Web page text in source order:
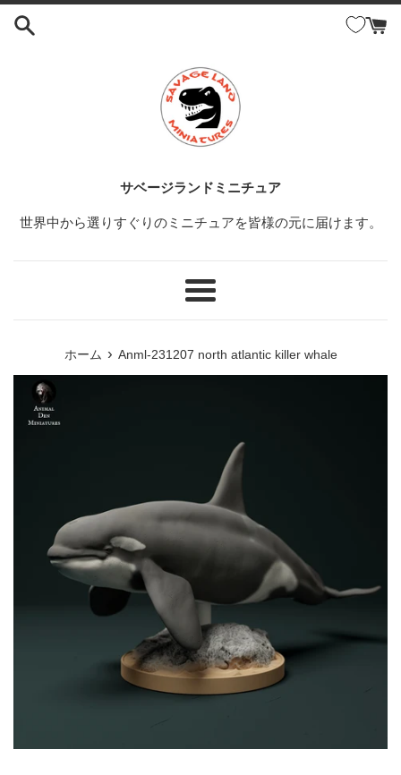
コ
サベージランドミニチュア
世界中から選りすぐりのミニチュアを皆様の元に届けます。
メ
ホーム › Anml-231207 north atlantic killer whale